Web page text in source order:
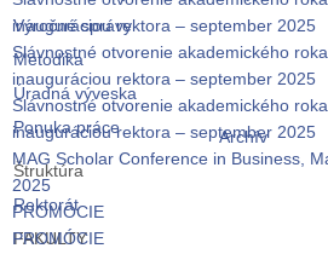
Výročné správy
Metodika
Úradná výveska
Ponuka práce
Archív
Štruktúra
Rektorát
FAKULTY
inauguráciou rektora – september 2025
Slávnostné otvorenie akademického
inauguráciou rektora – september 2025
Slávnostné otvorenie akademického
inauguráciou rektora – september 2025
MAG Scholar Conference in Business,
2025
PROMÓCIE
PROMÓCIE